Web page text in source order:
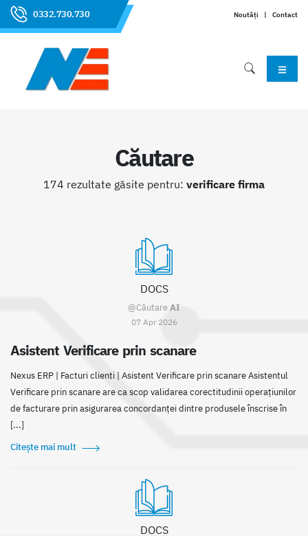
0332.730.730 Noutăți | Contact
Căutare
174 rezultate găsite pentru: verificare firma
DOCS
@CăutareAI
07 Apr 2026
Asistent Verificare prin scanare
Nexus ERP | Facturi clienti | Asistent Verificare prin scanare Asistentul
Verificare prin scanare are ca scop validarea corectitudinii operațiunilor
de facturare prin asigurarea concordanței dintre produsele înscrise în
[...]
Citește mai mult
DOCS